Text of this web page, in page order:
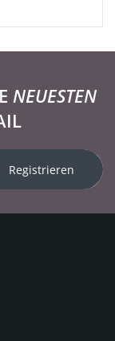
NEUESTEN
Registrieren